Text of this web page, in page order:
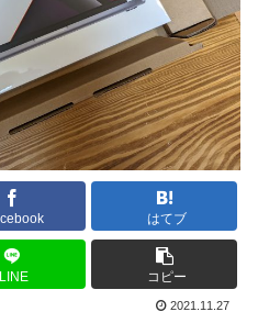
はてブ
LINE コピー
2021.11.27